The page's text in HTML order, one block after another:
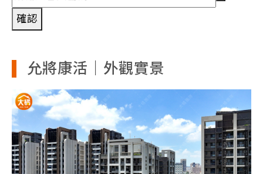
確認
允將康活｜外觀實景